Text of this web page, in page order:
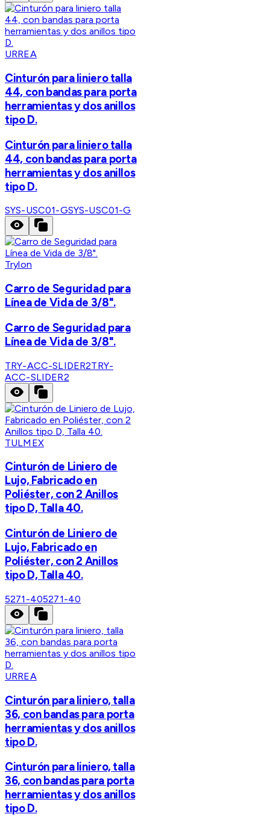
URREA
Cinturón para liniero talla
44, con bandas para porta
herramientas y dos anillos
tipo D.
Cinturón para liniero talla
44, con bandas para porta
herramientas y dos anillos
tipo D.
SYS-USC01-GSYS-USC01-G
Trylon
Carro de Seguridad para
Línea de Vida de 3/8".
Carro de Seguridad para
Línea de Vida de 3/8".
TRY-ACC-SLIDER2TRY-
ACC-SLIDER2
TULMEX
Cinturón de Liniero de
Lujo, Fabricado en
Poliéster, con 2 Anillos
tipo D, Talla 40.
Cinturón de Liniero de
Lujo, Fabricado en
Poliéster, con 2 Anillos
tipo D, Talla 40.
5271-405271-40
URREA
Cinturón para liniero, talla
36, con bandas para porta
herramientas y dos anillos
tipo D.
Cinturón para liniero, talla
36, con bandas para porta
herramientas y dos anillos
tipo D.